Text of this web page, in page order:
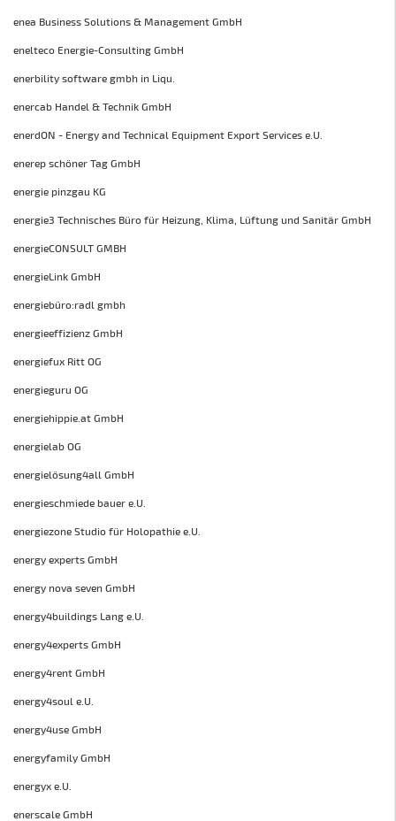
enea Business Solutions & Management GmbH
enelteco Energie-Consulting GmbH
enerbility software gmbh in Liqu.
enercab Handel & Technik GmbH
enerdON - Energy and Technical Equipment Export Services e.U.
enerep schöner Tag GmbH
energie pinzgau KG
energie3 Technisches Büro für Heizung, Klima, Lüftung und Sanitär GmbH
energieCONSULT GMBH
energieLink GmbH
energiebüro:radl gmbh
energieeffizienz GmbH
energiefux Ritt OG
energieguru OG
energiehippie.at GmbH
energielab OG
energielösung4all GmbH
energieschmiede bauer e.U.
energiezone Studio für Holopathie e.U.
energy experts GmbH
energy nova seven GmbH
energy4buildings Lang e.U.
energy4experts GmbH
energy4rent GmbH
energy4soul e.U.
energy4use GmbH
energyfamily GmbH
energyx e.U.
enerscale GmbH